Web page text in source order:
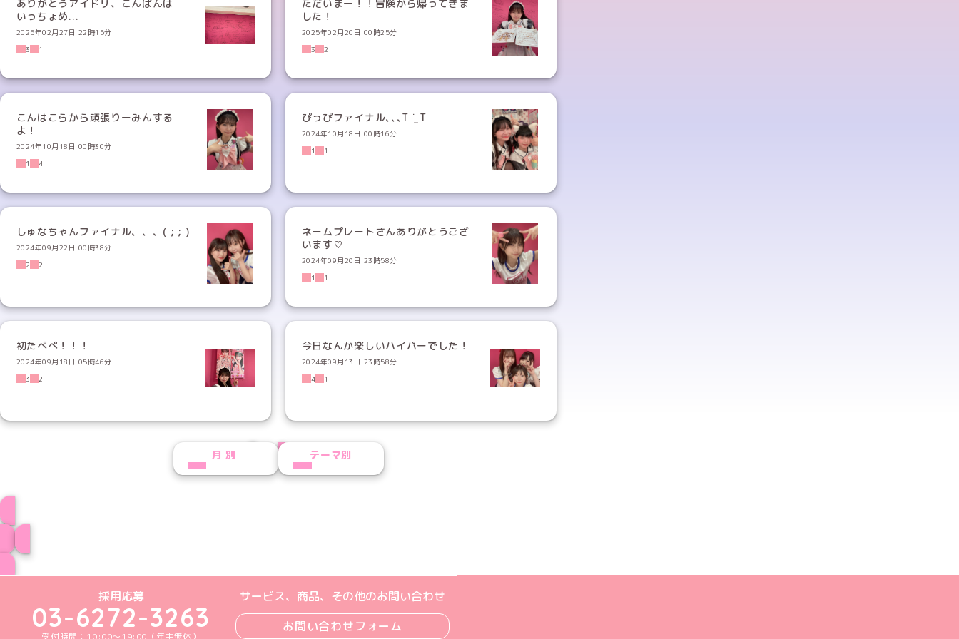
ありがとうアイドリ、こんばんは
いっちょめ...
2025年02月27日 22時15分
3
1
ただいまー！！冒険から帰ってきま
した！
2025年02月20日 00時25分
3
2
こんはこらから頑張りーみんする
よ！
2024年10月18日 00時30分
1
4
2024年10月18日 00時16分
1
1
しゅなちゃんファイナル、、、( ; ; )
2024年09月22日 00時38分
2
2
ネームプレートさんありがとうござ
います♡
2024年09月20日 23時58分
1
1
初たぺぺ！！！
2024年09月18日 05時46分
3
2
今日なんか楽しいハイパーでした！
2024年09月13日 23時58分
4
1
PREVNEXT
月別 テーマ別
めいどりーみんTikTok公式アカウント
めいどりーみんX公式アカウント
めいどりーみんInstagram公式アカウント
めいどりーみんFacebook公式アカウント
めいどりーみんYouTube公式アカウント
採用応募
03-6272-3263
サービス、商品、その他のお問い合わせ
お問い合わせフォーム